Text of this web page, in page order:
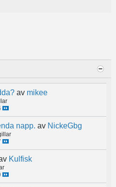
av mikee
napp. av NickeGbg
Kulfisk